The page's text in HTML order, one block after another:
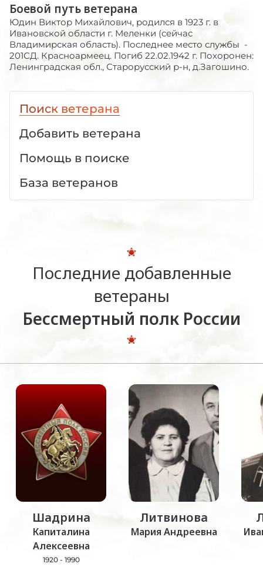
Боевой путь ветерана
Юдин Виктор Михайлович, родился в 1923 г. в
Ивановской области г. Меленки (сейчас
Владимирская область). Последнее место службы -
201СД. Красноармеец. Погиб 22.02.1942 г. Похоронен:
Ленинградская обл., Старорусский р-н, д.Загошино.
Поиск ветерана
Добавить ветерана
Помощь в поиске
База ветеранов
Последние добавленные
ветераны
Бессмертный полк России
Шадрина
Капиталина
Алексеевна
1920 - 1990
Литвинова
Мария Андреевна